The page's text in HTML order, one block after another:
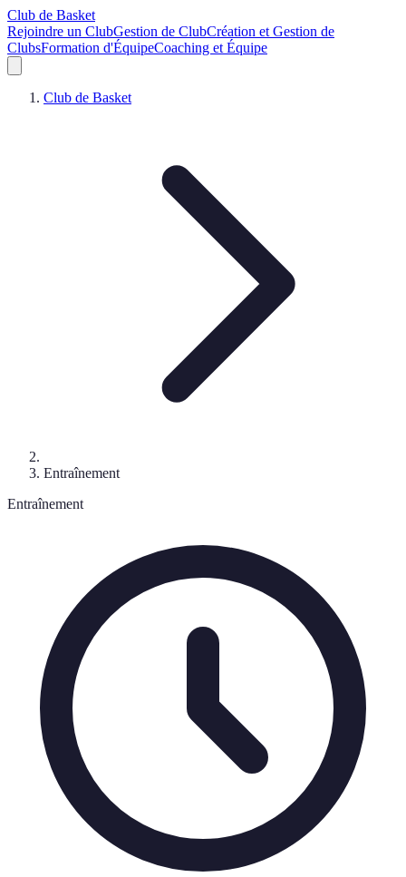
Club de Basket
Rejoindre un ClubGestion de ClubCréation et Gestion de
ClubsFormation d'ÉquipeCoaching et Équipe
Club de Basket
Entraînement
Entraînement